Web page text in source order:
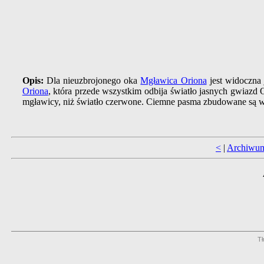
Opis: Dla nieuzbrojonego okaMgławica Oriona jest
Oriona, która przede wszystkim odbija światło jasnych gwiazd
mgławicy, niż światło czerwone. Ciemne pasma zbudowane są
< |